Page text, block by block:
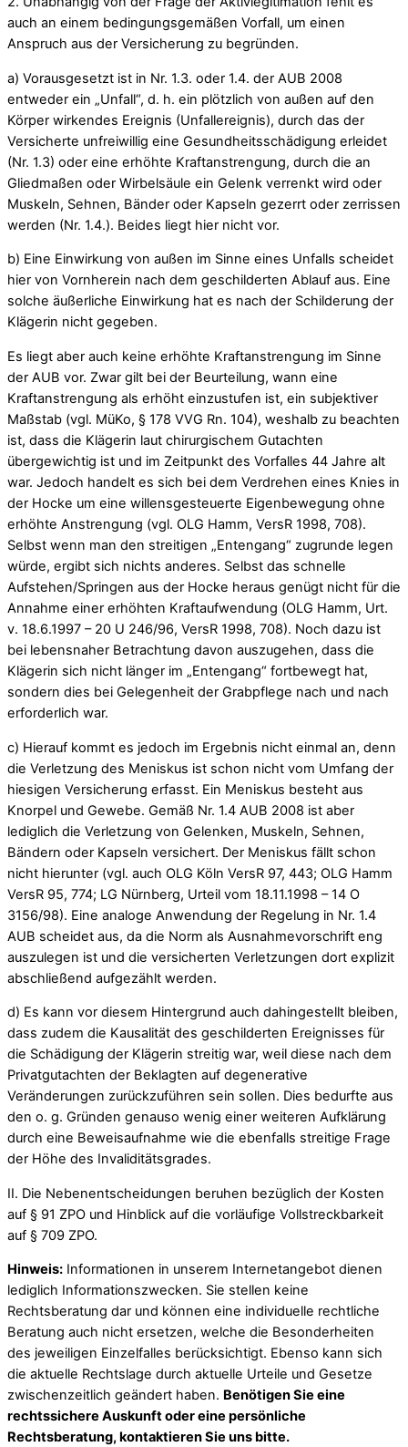
auch an einem bedingungsgemäßen Vorfall, um einen
Anspruch aus der Versicherung zu begründen.
a) Vorausgesetzt ist in Nr. 1.3. oder 1.4. der AUB 2008
entweder ein „Unfall“, d. h. ein plötzlich von außen auf den
Körper wirkendes Ereignis (Unfallereignis), durch das der
Versicherte unfreiwillig eine Gesundheitsschädigung erleidet
(Nr. 1.3) oder eine erhöhte Kraftanstrengung, durch die an
Gliedmaßen oder Wirbelsäule ein Gelenk verrenkt wird oder
Muskeln, Sehnen, Bänder oder Kapseln gezerrt oder zerrissen
werden (Nr. 1.4.). Beides liegt hier nicht vor.
b) Eine Einwirkung von außen im Sinne eines Unfalls scheidet
hier von Vornherein nach dem geschilderten Ablauf aus. Eine
solche äußerliche Einwirkung hat es nach der Schilderung der
Klägerin nicht gegeben.
Es liegt aber auch keine erhöhte Kraftanstrengung im Sinne
der AUB vor. Zwar gilt bei der Beurteilung, wann eine
Kraftanstrengung als erhöht einzustufen ist, ein subjektiver
Maßstab (vgl. MüKo, § 178 VVG Rn. 104), weshalb zu beachten
ist, dass die Klägerin laut chirurgischem Gutachten
übergewichtig ist und im Zeitpunkt des Vorfalles 44 Jahre alt
war. Jedoch handelt es sich bei dem Verdrehen eines Knies in
der Hocke um eine willensgesteuerte Eigenbewegung ohne
erhöhte Anstrengung (vgl. OLG Hamm, VersR 1998, 708).
Selbst wenn man den streitigen „Entengang“ zugrunde legen
würde, ergibt sich nichts anderes. Selbst das schnelle
Aufstehen/Springen aus der Hocke heraus genügt nicht für die
Annahme einer erhöhten Kraftaufwendung (OLG Hamm, Urt.
v. 18.6.1997 – 20 U 246/96, VersR 1998, 708). Noch dazu ist
bei lebensnaher Betrachtung davon auszugehen, dass die
Klägerin sich nicht länger im „Entengang“ fortbewegt hat,
sondern dies bei Gelegenheit der Grabpflege nach und nach
erforderlich war.
c) Hierauf kommt es jedoch im Ergebnis nicht einmal an, denn
die Verletzung des Meniskus ist schon nicht vom Umfang der
hiesigen Versicherung erfasst. Ein Meniskus besteht aus
Knorpel und Gewebe. Gemäß Nr. 1.4 AUB 2008 ist aber
lediglich die Verletzung von Gelenken, Muskeln, Sehnen,
Bändern oder Kapseln versichert. Der Meniskus fällt schon
nicht hierunter (vgl. auch OLG Köln VersR 97, 443; OLG Hamm
VersR 95, 774; LG Nürnberg, Urteil vom 18.11.1998 – 14 O
3156/98). Eine analoge Anwendung der Regelung in Nr. 1.4
AUB scheidet aus, da die Norm als Ausnahmevorschrift eng
auszulegen ist und die versicherten Verletzungen dort explizit
abschließend aufgezählt werden.
d) Es kann vor diesem Hintergrund auch dahingestellt bleiben,
dass zudem die Kausalität des geschilderten Ereignisses für
die Schädigung der Klägerin streitig war, weil diese nach dem
Privatgutachten der Beklagten auf degenerative
Veränderungen zurückzuführen sein sollen. Dies bedurfte aus
den o. g. Gründen genauso wenig einer weiteren Aufklärung
durch eine Beweisaufnahme wie die ebenfalls streitige Frage
der Höhe des Invaliditätsgrades.
II. Die Nebenentscheidungen beruhen bezüglich der Kosten
auf § 91 ZPO und Hinblick auf die vorläufige Vollstreckbarkeit
auf § 709 ZPO.
Hinweis: Informationen in unserem Internetangebot dienen
lediglich Informationszwecken. Sie stellen keine
Rechtsberatung dar und können eine individuelle rechtliche
Beratung auch nicht ersetzen, welche die Besonderheiten
des jeweiligen Einzelfalles berücksichtigt. Ebenso kann sich
die aktuelle Rechtslage durch aktuelle Urteile und Gesetze
zwischenzeitlich geändert haben. Benötigen Sie eine
rechtssichere Auskunft oder eine persönliche
Rechtsberatung, kontaktieren Sie uns bitte.